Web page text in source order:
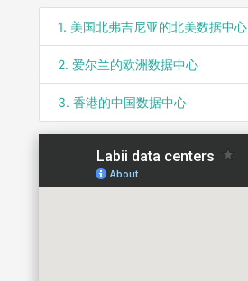
1. 美国北弗吉尼亚的北美数据中心
2.爱尔兰的欧洲数据中心
3.香港的中国数据中心